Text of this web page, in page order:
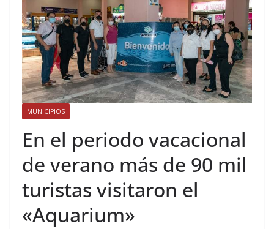
MUNICIPIOS
En el periodo vacacional
de verano más de 90 mil
turistas visitaron el
«Aquarium»